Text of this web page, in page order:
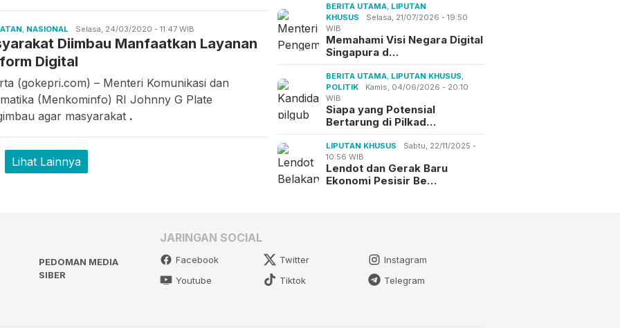
, NASIONAL iwan
Selasa, 24/03/2020 - 11:47 WIB
Diimbau Manfaatkan Layanan
Digital
(gokepri.com) – Menteri Komunikasi dan
(Menkominfo) RI Johnny G Plate
agar masyarakat .
Lihat Lainnya
BERITA UTAMA LIPUTAN
KHUSUS
Selasa, 21/07/2026 - 19:50
WIB
Memahami Visi Negara Digital
Singapura d…
BERITA UTAMA LIPUTAN KHUSUS
POLITIK
Kamis, 04/06/2026 - 20:10
WIB
Siapa yang Potensial
Bertarung di Pilkad…
LIPUTAN KHUSUS
Sabtu, 22/11/2025 -
10:56 WIB
Lendot dan Gerak Baru
Ekonomi Pesisir Be…
PEDOMAN MEDIA
SIBER
JARINGAN SOCIAL
Facebook Twitter
Instagram
Youtube
Tiktok Telegram